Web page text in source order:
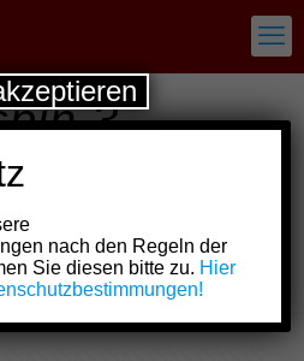
3.
des
„Jan
von
nach den Regeln der
Sie diesen bitte zu. Hier